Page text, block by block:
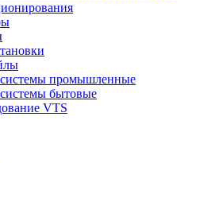
промышленные
бытовые
VTS